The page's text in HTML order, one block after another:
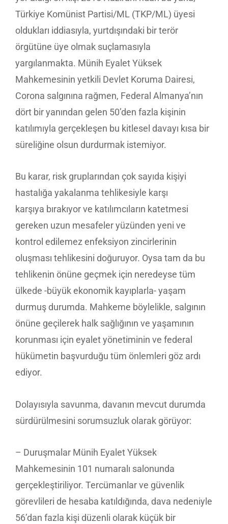
Türkiye Komünist Partisi/ML (TKP/ML) üyesi
oldukları iddiasıyla, yurtdışındaki bir terör
örgütüne üye olmak suçlamasıyla
yargılanmakta. Münih Eyalet Yüksek
Mahkemesinin yetkili Devlet Koruma Dairesi,
Corona salgınına rağmen, Federal Almanya’nın
dört bir yanından gelen 50’den fazla kişinin
katılımıyla gerçekleşen bu kitlesel davayı kısa bir
süreliğine olsun durdurmak istemiyor.
Bu karar, risk gruplarından çok sayıda kişiyi
hastalığa yakalanma tehlikesiyle karşı
karşıya bırakıyor ve katılımcıların katetmesi
gereken uzun mesafeler yüzünden yeni ve
kontrol edilemez enfeksiyon zincirlerinin
oluşması tehlikesini doğuruyor. Oysa tam da bu
tehlikenin önüne geçmek için neredeyse tüm
ülkede -büyük ekonomik kayıplarla- yaşam
durmuş durumda. Mahkeme böylelikle, salgının
önüne geçilerek halk sağlığının ve yaşamının
korunması için eyalet yönetiminin ve federal
hükümetin başvurduğu tüm önlemleri göz ardı
ediyor.
Dolayısıyla savunma, davanın mevcut durumda
sürdürülmesini sorumsuzluk olarak görüyor:
– Duruşmalar Münih Eyalet Yüksek
Mahkemesinin 101 numaralı salonunda
gerçekleştiriliyor. Tercümanlar ve güvenlik
görevlileri de hesaba katıldığında, dava nedeniyle
56’dan fazla kişi düzenli olarak küçük bir